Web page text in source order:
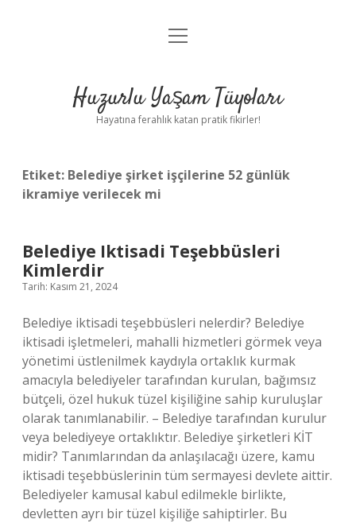
Anasayfa
Yasal Uyarı
menüyü
Huzurlu Yaşam Tüyoları
Hayatına ferahlık katan pratik fikirler!
Etiket: Belediye şirket işçilerine 52 günlük
ikramiye verilecek mi
Belediye Iktisadi Teşebbüsleri
Kimlerdir
Tarih: Kasım 21, 2024
Belediye iktisadi teşebbüsleri nelerdir? Belediye
iktisadi işletmeleri, mahalli hizmetleri görmek veya
yönetimi üstlenilmek kaydıyla ortaklık kurmak
amacıyla belediyeler tarafından kurulan, bağımsız
bütçeli, özel hukuk tüzel kişiliğine sahip kuruluşlar
olarak tanımlanabilir. – Belediye tarafından kurulur
veya belediyeye ortaklıktır. Belediye şirketleri KİT
midir? Tanımlarından da anlaşılacağı üzere, kamu
iktisadi teşebbüslerinin tüm sermayesi devlete aittir.
Belediyeler kamusal kabul edilmekle birlikte,
devletten ayrı bir tüzel kişiliğe sahiptirler. Bu